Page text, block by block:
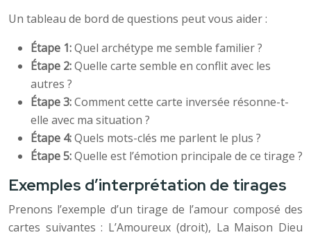
Un tableau de bord de questions peut vous aider :
Étape 1:Quel archétype me semble familier ?
Étape 2:Quelle carte semble en conflit avec les
autres ?
Étape 3:Comment cette carte inversée résonne-t-
elle avec ma situation ?
Étape 4:Quels mots-clés me parlent le plus ?
Étape 5:Quelle est l’émotion principale de ce tirage ?
Exemples d’interprétation de tirages
Prenons l’exemple d’un tirage de l’amour composé des
cartes suivantes : L’Amoureux (droit), La Maison Dieu